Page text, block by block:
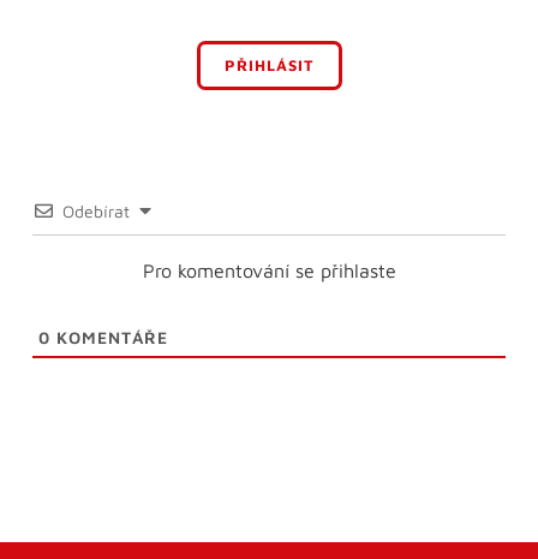
PŘIHLÁSIT
Odebírat
Pro komentování se přihlaste
0 KOMENTÁŘE